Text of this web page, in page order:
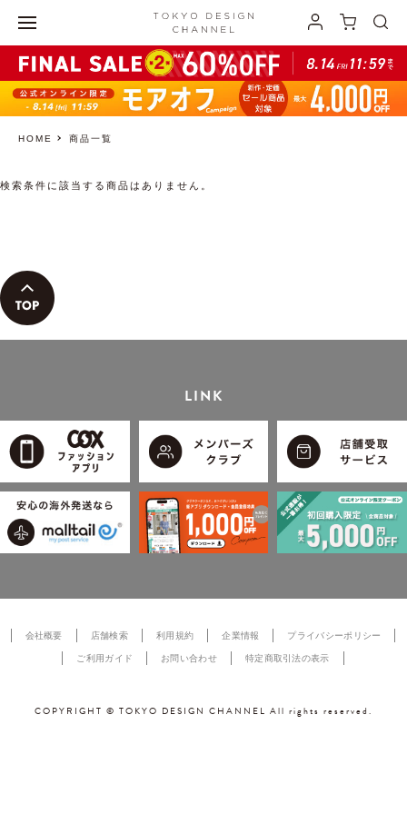
HOME 商品一覧
検索条件に該当する商品はありません。
LINK
会社概要 店舗検索 利用規約 企業情報 プライバシーポリシー
ご利用ガイド お問い合わせ 特定商取引法の表示
COPYRIGHT © TOKYO DESIGN CHANNEL All rights reserved.